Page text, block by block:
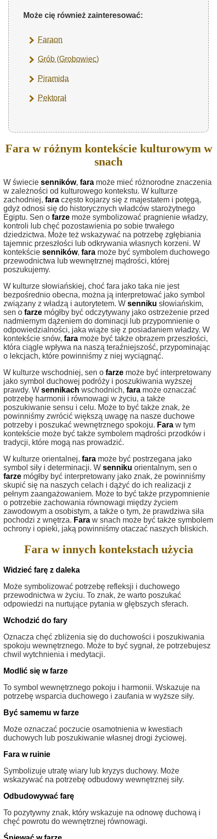
Może cię również zainteresować:
Faraon
Grób (Grobowiec)
Piramida
Pektorał
Fara w różnym kontekście kulturowym w
snach
W świecie senników, fara może mieć różnorodne znaczenia
w zależności od kulturowego kontekstu. W kulturze
zachodniej, fara często kojarzy się z majestatem i potęgą,
gdyż odnosi się do historycznych władców starożytnego
Egiptu. Sen o farze może symbolizować pragnienie władzy,
kontroli lub chęć pozostawienia po sobie trwałego
dziedzictwa. Może też wskazywać na potrzebę zgłębiania
tajemnic przeszłości lub odkrywania własnych korzeni. W
kontekście senników, fara może być symbolem duchowego
przewodnictwa lub wewnętrznej mądrości, której
poszukujemy.
W kulturze słowiańskiej, choć fara jako taka nie jest
bezpośrednio obecna, można ją interpretować jako symbol
związany z władzą i autorytetem. W senniku słowiańskim,
sen o farze mógłby być odczytywany jako ostrzeżenie przed
nadmiernym dążeniem do dominacji lub przypomnienie o
odpowiedzialności, jaka wiąże się z posiadaniem władzy. W
kontekście snów, fara może być także obrazem przeszłości,
która ciągle wpływa na naszą teraźniejszość, przypominając
o lekcjach, które powinniśmy z niej wyciągnąć.
W kulturze wschodniej, sen o farze może być interpretowany
jako symbol duchowej podróży i poszukiwania wyższej
prawdy. W sennikach wschodnich, fara może oznaczać
potrzebę harmonii i równowagi w życiu, a także
poszukiwanie sensu i celu. Może to być także znak, że
powinniśmy zwrócić większą uwagę na nasze duchowe
potrzeby i poszukać wewnętrznego spokoju. Fara w tym
kontekście może być także symbolem mądrości przodków i
tradycji, które mogą nas prowadzić.
W kulturze orientalnej, fara może być postrzegana jako
symbol siły i determinacji. W senniku orientalnym, sen o
farze mógłby być interpretowany jako znak, że powinniśmy
skupić się na naszych celach i dążyć do ich realizacji z
pełnym zaangażowaniem. Może to być także przypomnienie
o potrzebie zachowania równowagi między życiem
zawodowym a osobistym, a także o tym, że prawdziwa siła
pochodzi z wnętrza. Fara w snach może być także symbolem
ochrony i opieki, jaką powinniśmy otaczać naszych bliskich.
Fara w innych kontekstach użycia
Widzieć farę z daleka
Może symbolizować potrzebę refleksji i duchowego
przewodnictwa w życiu. To znak, że warto poszukać
odpowiedzi na nurtujące pytania w głębszych sferach.
Wchodzić do fary
Oznacza chęć zbliżenia się do duchowości i poszukiwania
spokoju wewnętrznego. Może to być sygnał, że potrzebujesz
chwil wytchnienia i medytacji.
Modlić się w farze
To symbol wewnętrznego pokoju i harmonii. Wskazuje na
potrzebę wsparcia duchowego i zaufania w wyższe siły.
Być samemu w farze
Może oznaczać poczucie osamotnienia w kwestiach
duchowych lub poszukiwanie własnej drogi życiowej.
Fara w ruinie
Symbolizuje utratę wiary lub kryzys duchowy. Może
wskazywać na potrzebę odbudowy wewnętrznej siły.
Odbudowywać farę
To pozytywny znak, który wskazuje na odnowę duchową i
chęć powrotu do wewnętrznej równowagi.